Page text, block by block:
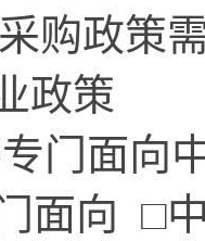
购政策
政策
门面向
面向 □